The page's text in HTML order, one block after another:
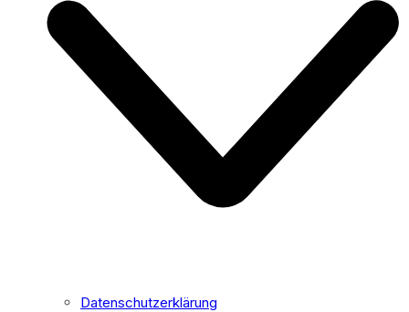
Datenschutzerklärung